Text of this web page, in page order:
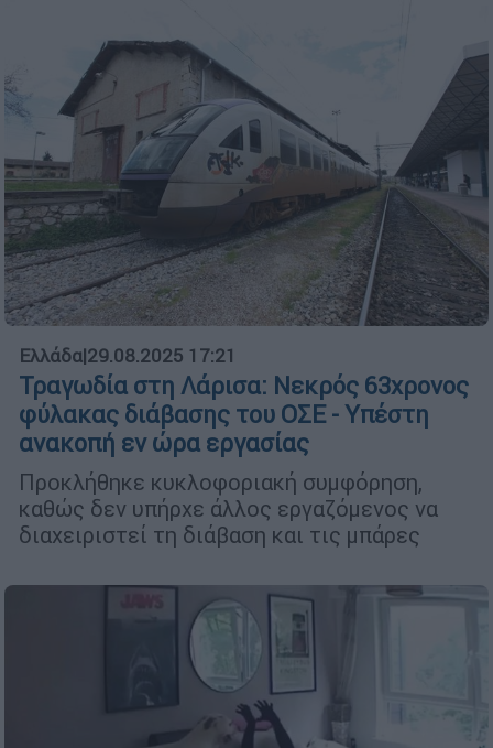
Ελλάδα|29.08.2025 17:21
Τραγωδία στη Λάρισα: Νεκρός 63χρονος
φύλακας διάβασης του ΟΣΕ - Υπέστη
ανακοπή εν ώρα εργασίας
Προκλήθηκε κυκλοφοριακή συμφόρηση,
καθώς δεν υπήρχε άλλος εργαζόμενος να
διαχειριστεί τη διάβαση και τις μπάρες